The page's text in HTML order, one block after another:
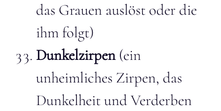
das Grauen auslöst oder die
ihm folgt)
Dunkelzirpen(ein
unheimliches Zirpen, das
Dunkelheit und Verderben